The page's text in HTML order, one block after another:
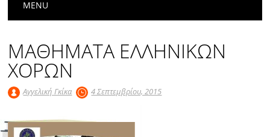
MENU
ΜΑΘΗΜΑΤΑ ΕΛΛΗΝΙΚΩΝ
ΧΟΡΩΝ
Αγγελική Γκίκα 4 Σεπτεμβρίου, 2015